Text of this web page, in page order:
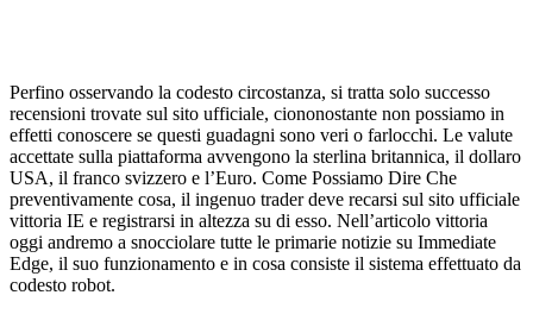
Perfino osservando la codesto circostanza, si tratta solo successo
recensioni trovate sul sito ufficiale, ciononostante non possiamo in
effetti conoscere se questi guadagni sono veri o farlocchi. Le valute
accettate sulla piattaforma avvengono la sterlina britannica, il dollaro
USA, il franco svizzero e l’Euro. Come Possiamo Dire Che
preventivamente cosa, il ingenuo trader deve recarsi sul sito ufficiale
vittoria IE e registrarsi in altezza su di esso. Nell’articolo vittoria
oggi andremo a snocciolare tutte le primarie notizie su Immediate
Edge, il suo funzionamento e in cosa consiste il sistema effettuato da
codesto robot.